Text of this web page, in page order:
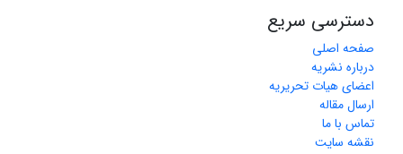
دسترسی سریع
صفحه اصلی
درباره نشریه
اعضای هیات تحریریه
ارسال مقاله
تماس با ما
نقشه سایت